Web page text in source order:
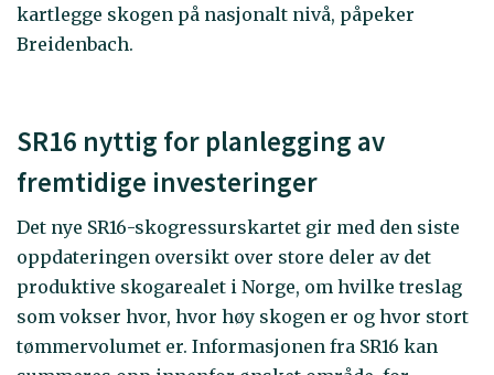
kartlegge skogen på nasjonalt nivå, påpeker
Breidenbach.
SR16 nyttig for planlegging av
fremtidige investeringer
Det nye SR16-skogressurskartet gir med den siste
oppdateringen oversikt over store deler av det
produktive skogarealet i Norge, om hvilke treslag
som vokser hvor, hvor høy skogen er og hvor stort
tømmervolumet er. Informasjonen fra SR16 kan